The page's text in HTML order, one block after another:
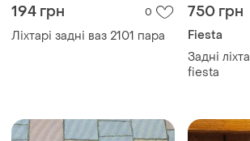
194 грн 0
Ліхтарі задні ваз 2101 пара
750 грн
Fiesta
Задні
fiesta